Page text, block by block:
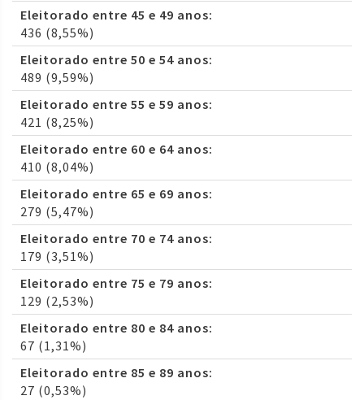
Eleitorado entre 45 e 49 anos:
436 (8,55%)
Eleitorado entre 50 e 54 anos:
489 (9,59%)
Eleitorado entre 55 e 59 anos:
421 (8,25%)
Eleitorado entre 60 e 64 anos:
410 (8,04%)
Eleitorado entre 65 e 69 anos:
279 (5,47%)
Eleitorado entre 70 e 74 anos:
179 (3,51%)
Eleitorado entre 75 e 79 anos:
129 (2,53%)
Eleitorado entre 80 e 84 anos:
67 (1,31%)
Eleitorado entre 85 e 89 anos:
27 (0,53%)